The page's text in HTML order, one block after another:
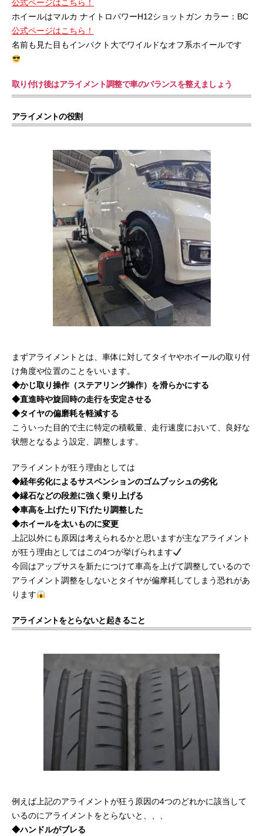
公式ページはこちら！
ホイールはマルカ ナイトロパワーH12ショットガン カラー：BC
公式ページはこちら！
名前も見た目もインパクト大でワイルドなオフ系ホイールです
取り付け後はアライメント調整で車のバランスを整えましょう
アライメントの役割
まずアライメントとは、車体に対してタイヤやホイールの取り付
け角度や位置のことをいいます。
◆かじ取り操作（ステアリング操作）を滑らかにする
◆直進時や旋回時の走行を安定させる
◆タイヤの偏磨耗を軽減する
こういった目的で主に特定の積載量、走行速度において、良好な
状態となるよう設定、調整します。
アライメントが狂う理由としては
◆経年劣化によるサスペンションのゴムブッシュの劣化
◆縁石などの段差に強く乗り上げる
◆車高を上げたり下げたり調整した
◆ホイールを太いものに変更
上記以外にも原因は考えられるかと思いますが主なアライメント
が狂う理由としてはこの4つが挙げられます
今回はアップサスを新たにつけて車高を上げて調整しているので
アライメント調整をしないとタイヤが偏摩耗してしまう恐れがあ
ります
アライメントをとらないと起きること
例えば上記のアライメントが狂う原因の4つのどれかに該当して
いるのにアライメントをとらないと、、、
◆ハンドルがブレる